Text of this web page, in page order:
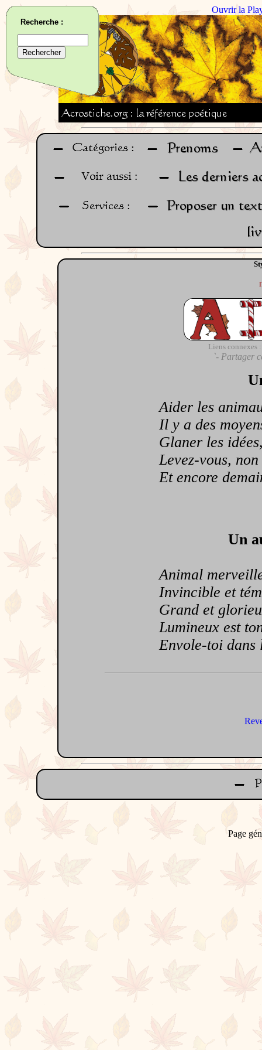
Ouvrir la
Liens connexes :
`- Partager
Aider les
Il y a des
Glaner les
Levez-vous, non
Et encore
Un
Animal
Invincible et
Grand et
Lumineux est
Envole-toi dans
Recherche :
Page